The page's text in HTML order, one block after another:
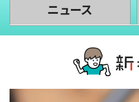
ニュース